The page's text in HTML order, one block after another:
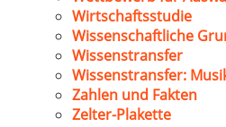
Wirtschaftsstudie
Wissenschaftliche
Wissenstransfer
Wissenstransfer:
Zahlen und Fakten
Zelter-Plakette